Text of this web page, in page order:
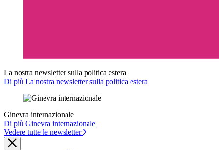
La nostra newsletter sulla politica estera
Di più La nostra newsletter sulla politica estera
Ginevra internazionale
Di più Ginevra internazionale
Vedere tutte le newsletter